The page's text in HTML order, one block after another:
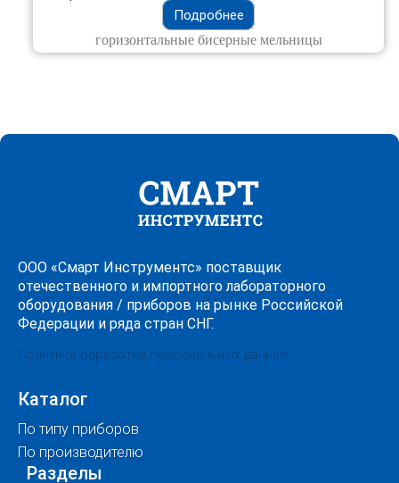
Подробнее
горизонтальные бисерные мельницы
ООО «Смарт Инструментс» поставщик
отечественного и импортного лабораторного
оборудования / приборов на рынке Российской
Федерации и ряда стран СНГ.
Политика обработки персональных данных
Каталог
По типу приборов
По производителю
Разделы